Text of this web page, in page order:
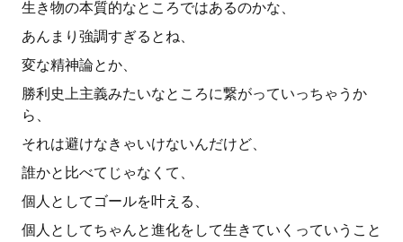
生き物の本質的なところではあるのかな、
あんまり強調すぎるとね、
変な精神論とか、
勝利史上主義みたいなところに繋がっていっちゃうか
ら、
それは避けなきゃいけないんだけど、
誰かと比べてじゃなくて、
個人としてゴールを叶える、
個人としてちゃんと進化をして生きていくっていうこと